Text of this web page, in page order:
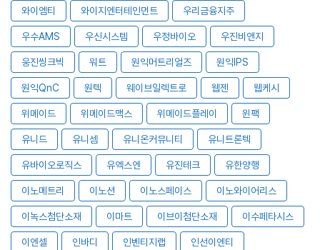
와이엠티 와이지엔터테인먼트 우리금융지주
우수AMS 우신시스템 우정바이오 우진비앤지
웅진씽크빅 워트 원익머트리얼즈 원익IPS
원익QnC 원텍 웨이브일렉트로 웹젠 웹케시
위메이드 위메이드맥스 위메이드플레이 윈팩
유니드 유니셈 유니온커뮤니티 유니트론텍
유바이오로직스 유엑스엔 유진테크 유한양행
이노메트리 이노션 이노스페이스 이노와이어리스
이녹스첨단소재 이마트 이브이첨단소재 이수페타시스
이엔셀 인바디 인벤티지랩 인선이엔티